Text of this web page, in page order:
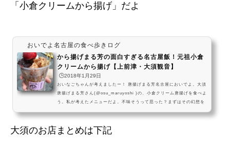
「小倉クリームから揚げ」だよ
おいでよ名古屋の食べ歩きログ
から揚げまる芳の面白すぎる名古屋飯！元祖小倉
クリームから揚げ【上前津・大須観音】
🕒️2018年1月29日
おいなごちゃんが考えましたー！ 唐揚げまる芳名古屋においでよ。大須
唐揚げまる芳さん(@osu_maruyoshi )の、小倉クリーム唐揚げを食べよ
う。私が考えたメニューだよ。不味そうって思った？まずはその幻想を
yJ2Km— おいでよ名古屋 (@oinagoya) 2016年7月16日 唐揚げに餡子
とホイップを乗せるっていうお姉ちゃんの発想も謎なんだけど、これを
即メニュー化したお店もすごい行動力だよね・・ 正直私はあんまり美味
大須のお店まとめは下記